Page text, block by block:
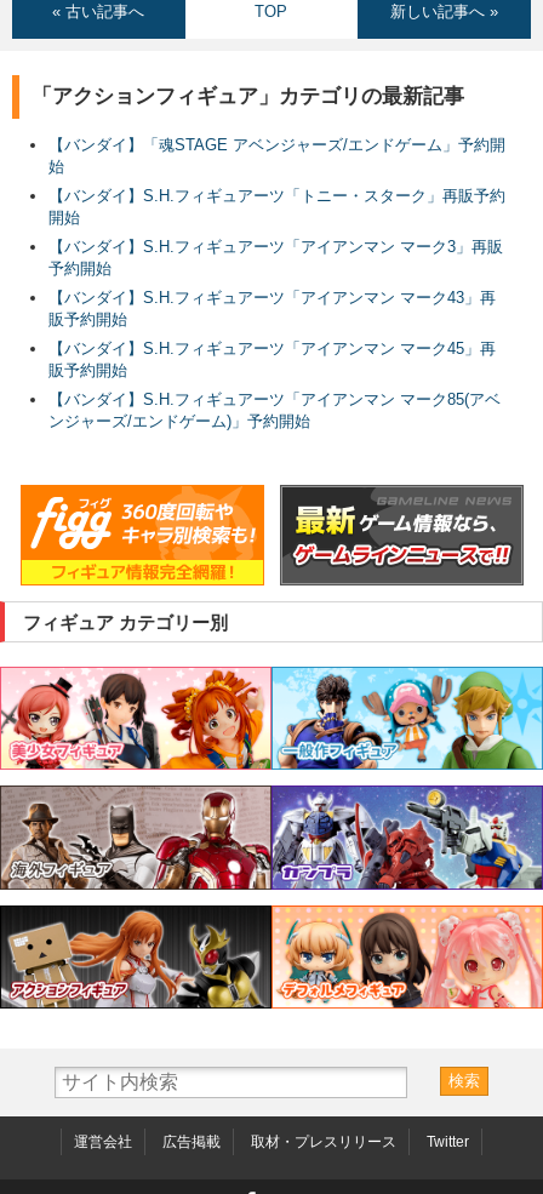
« 古い記事へ TOP 新しい記事へ »
「アクションフィギュア」カテゴリの最新記事
【バンダイ】「魂STAGE アベンジャーズ/エンドゲーム」予約開
始
【バンダイ】S.H.フィギュアーツ「トニー・スターク」再販予約
開始
【バンダイ】S.H.フィギュアーツ「アイアンマン マーク3」再販
予約開始
【バンダイ】S.H.フィギュアーツ「アイアンマン マーク43」再
販予約開始
【バンダイ】S.H.フィギュアーツ「アイアンマン マーク45」再
販予約開始
【バンダイ】S.H.フィギュアーツ「アイアンマン マーク85(アベ
ンジャーズ/エンドゲーム)」予約開始
フィギュア カテゴリー別
運営会社 広告掲載 取材・プレスリリース Twitter